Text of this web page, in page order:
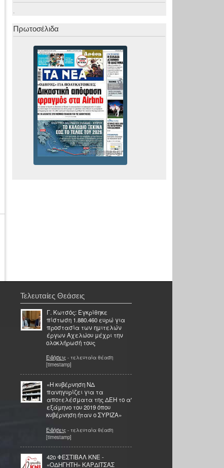
.
Πρωτοσέλιδα
Τελευταίες Θεάσεις
Γ. Κωτσός: Εγκρίθηκε
πίστωση 1.880.460 ευρώ για
προστασία των ημιτελών
έργων Αχελώου μέχρι την
ολοκλήρωσή τους
Ειδήσεις - τελευταία θέαση
[timestamp]
«Η κυβέρνηση ΝΔ
πανηγυρίζει για τα
αποτελέσματα της ΔΕΗ το α'
εξάμηνο του 2019 όπου
κυβέρνηση ήταν ο ΣΥΡΙΖΑ»
Ειδήσεις - τελευταία θέαση
[timestamp]
42o ΦΕΣΤΙΒΑΛ ΚΝΕ -
«ΟΔΗΓΗΤΗ» ΚΑΡΔΙΤΣΑΣ